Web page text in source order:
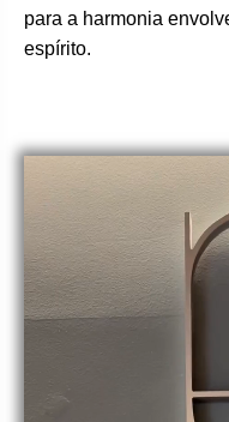
para a harmonia
espírito.